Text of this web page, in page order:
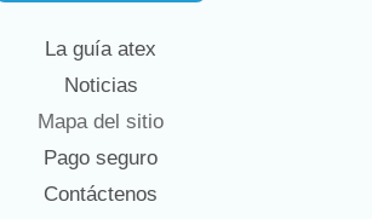
La guía atex
Noticias
Mapa del sitio
Pago seguro
Contáctenos